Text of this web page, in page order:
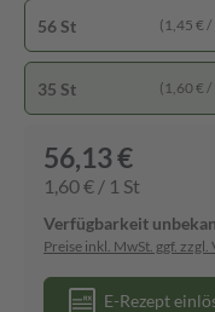
56 St (1,45 € /
35 St (1,60 € /
56,13 €
1,60 € / 1 St
Verfügbarkeit
Preise inkl. MwSt. ggf.
E-Rezept